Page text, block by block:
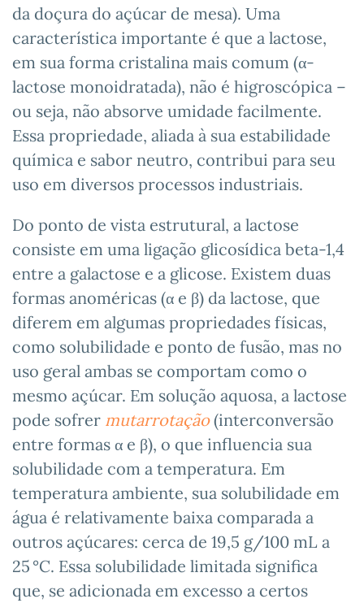
da doçura do açúcar de mesa). Uma
característica importante é que a lactose,
em sua forma cristalina mais comum (α-
lactose monoidratada), não é higroscópica –
ou seja, não absorve umidade facilmente.
Essa propriedade, aliada à sua estabilidade
química e sabor neutro, contribui para seu
uso em diversos processos industriais.
Do ponto de vista estrutural, a lactose
consiste em uma ligação glicosídica beta-1,4
entre a galactose e a glicose. Existem duas
formas anoméricas (α e β) da lactose, que
diferem em algumas propriedades físicas,
como solubilidade e ponto de fusão, mas no
uso geral ambas se comportam como o
mesmo açúcar. Em solução aquosa, a lactose
pode sofrer mutarrotação(interconversão
entre formas α e β), o que influencia sua
solubilidade com a temperatura. Em
temperatura ambiente, sua solubilidade em
água é relativamente baixa comparada a
outros açúcares: cerca de 19,5 g/100 mL a
25 °C. Essa solubilidade limitada significa
que, se adicionada em excesso a certos